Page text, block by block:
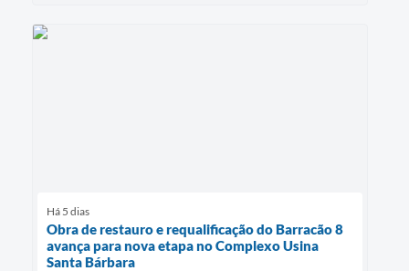
Há 5 dias
Obra de restauro e requalificação do Barracão 8
avança para nova etapa no Complexo Usina
Santa Bárbara